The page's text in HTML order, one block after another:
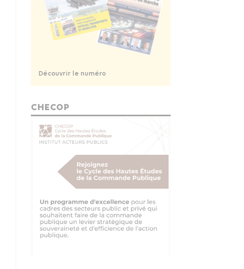
Découvrir le numéro
CHECOP